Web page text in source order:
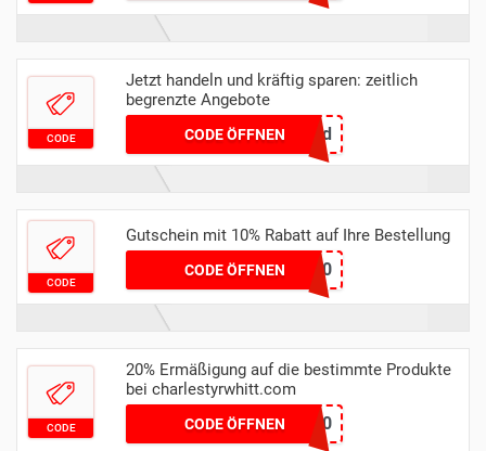
CODE
Jetzt handeln und kräftig sparen: zeitlich
begrenzte Angebote
CODE ÖFFNENrefined
CODE
Gutschein mit 10% Rabatt auf Ihre Bestellung
CODE ÖFFNEN CT10
CODE
20% Ermäßigung auf die bestimmte Produkte
bei charlestyrwhitt.com
CODE ÖFFNENKNIT20